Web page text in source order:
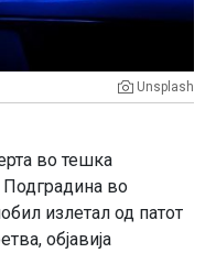
Unsplash
во тешка
Подградина во
излетал од патот
објавија